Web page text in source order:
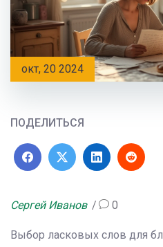
окт, 20 2024
ПОДЕЛИТЬСЯ
Сергей Иванов 0
Выбор ласковых слов для